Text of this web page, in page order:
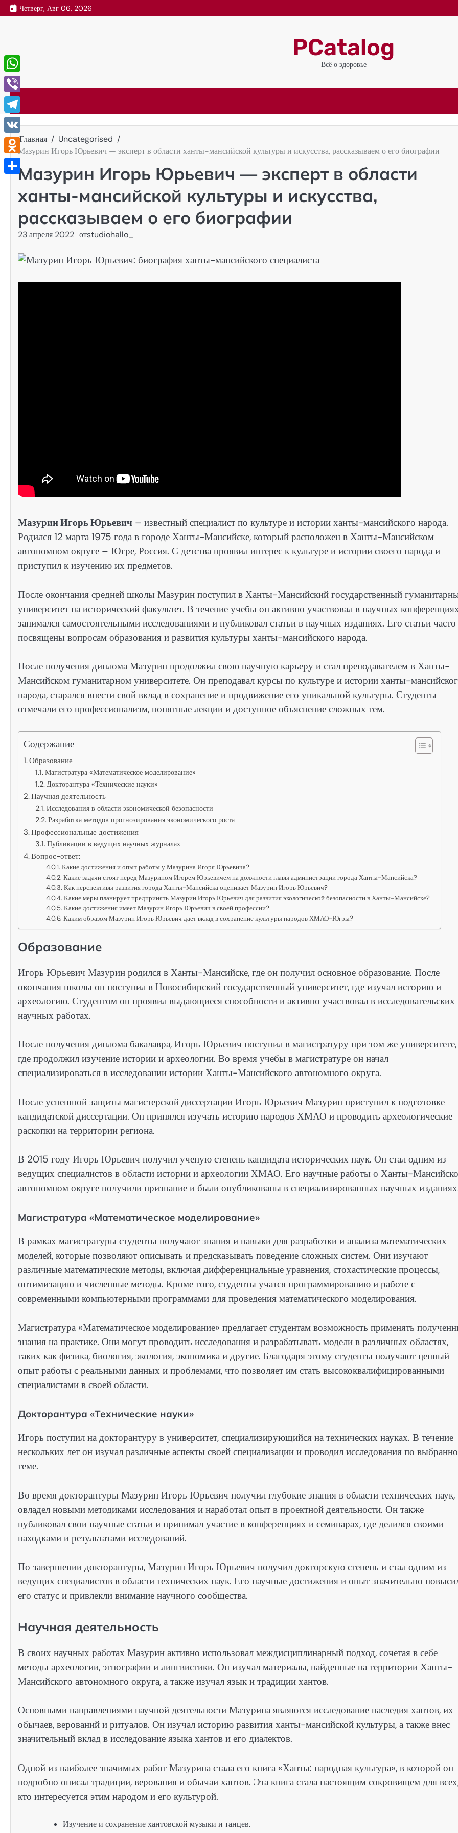
Перейти
к
Четверг, Авг 06, 2026
PCatalog
Всё о здоровье
Главная
Uncategorised
Мазурин Игорь Юрьевич — эксперт в области ханты-мансийской культуры и искусства, рассказываем о его биографии
Мазурин Игорь Юрьевич — эксперт в области
ханты-мансийской культуры и искусства,
рассказываем о его биографии
23 апреля 2022 отstudiohallo_
Мазурин Игорь Юрьевич – известный специалист по культуре и истории ханты-мансийского народа.
Родился 12 марта 1975 года в городе Ханты-Мансийске, который расположен в Ханты-Мансийском
автономном округе – Югре, Россия. С детства проявил интерес к культуре и истории своего народа и
приступил к изучению их предметов.
После окончания средней школы Мазурин поступил в Ханты-Мансийский государственный
университет на исторический факультет. В течение учебы он активно участвовал в научных
занимался самостоятельными исследованиями и публиковал статьи в научных изданиях. Его статьи часто
посвящены вопросам образования и развития культуры ханты-мансийского народа.
После получения диплома Мазурин продолжил свою научную карьеру и стал преподавателем в Ханты-
Мансийском гуманитарном университете. Он преподавал курсы по культуре и истории ханты-
народа, старался внести свой вклад в сохранение и продвижение его уникальной культуры. Студенты
отмечали его профессионализм, понятные лекции и доступное объяснение сложных тем.
Содержание
Образование
Магистратура «Математическое моделирование»
Докторантура «Технические науки»
Научная деятельность
Исследования в области экономической безопасности
Разработка методов прогнозирования экономического роста
Профессиональные достижения
Публикации в ведущих научных журналах
Вопрос-ответ:
Какие достижения и опыт работы у Мазурина Игоря Юрьевича?
Какие задачи стоят перед Мазурином Игорем Юрьевичем на должности главы администрации города Ханты-Мансийска?
Как перспективы развития города Ханты-Мансийска оценивает Мазурин Игорь Юрьевич?
Какие меры планирует предпринять Мазурин Игорь Юрьевич для развития экологической безопасности в Ханты-Мансийске?
Какие достижения имеет Мазурин Игорь Юрьевич в своей профессии?
Каким образом Мазурин Игорь Юрьевич дает вклад в сохранение культуры народов ХМАО-Югры?
Образование
Игорь Юрьевич Мазурин родился в Ханты-Мансийске, где он получил основное образование. После
окончания школы он поступил в Новосибирский государственный университет, где изучал историю и
археологию. Студентом он проявил выдающиеся способности и активно участвовал в исследовательских
научных работах.
После получения диплома бакалавра, Игорь Юрьевич поступил в магистратуру при том же университете,
где продолжил изучение истории и археологии. Во время учебы в магистратуре он начал
специализироваться в исследовании истории Ханты-Мансийского автономного округа.
После успешной защиты магистерской диссертации Игорь Юрьевич Мазурин приступил к подготовке
кандидатской диссертации. Он принялся изучать историю народов ХМАО и проводить археологические
раскопки на территории региона.
В 2015 году Игорь Юрьевич получил ученую степень кандидата исторических наук. Он стал одним из
ведущих специалистов в области истории и археологии ХМАО. Его научные работы о Ханты-
автономном округе получили признание и были опубликованы в специализированных научных
Магистратура «Математическое моделирование»
В рамках магистратуры студенты получают знания и навыки для разработки и анализа математических
моделей, которые позволяют описывать и предсказывать поведение сложных систем. Они изучают
различные математические методы, включая дифференциальные уравнения, стохастические процессы,
оптимизацию и численные методы. Кроме того, студенты учатся программированию и работе с
современными компьютерными программами для проведения математического моделирования.
Магистратура «Математическое моделирование» предлагает студентам возможность применять
знания на практике. Они могут проводить исследования и разрабатывать модели в различных областях,
таких как физика, биология, экология, экономика и другие. Благодаря этому студенты получают ценный
опыт работы с реальными данных и проблемами, что позволяет им стать высококвалифицированными
специалистами в своей области.
Докторантура «Технические науки»
Игорь поступил на докторантуру в университет, специализирующийся на технических науках. В течение
нескольких лет он изучал различные аспекты своей специализации и проводил исследования по
теме.
Во время докторантуры Мазурин Игорь Юрьевич получил глубокие знания в области технических наук,
овладел новыми методиками исследования и наработал опыт в проектной деятельности. Он также
публиковал свои научные статьи и принимал участие в конференциях и семинарах, где делился своими
находками и результатами исследований.
По завершении докторантуры, Мазурин Игорь Юрьевич получил докторскую степень и стал одним из
ведущих специалистов в области технических наук. Его научные достижения и опыт значительно
его статус и привлекли внимание научного сообщества.
Научная деятельность
В своих научных работах Мазурин активно использовал междисциплинарный подход, сочетая в себе
методы археологии, этнографии и лингвистики. Он изучал материалы, найденные на территории Ханты-
Мансийского автономного округа, а также изучал язык и традиции хантов.
Основными направлениями научной деятельности Мазурина являются исследование наследия хантов, их
обычаев, верований и ритуалов. Он изучал историю развития ханты-мансийской культуры, а также внес
значительный вклад в исследование языка хантов и его диалектов.
Одной из наиболее значимых работ Мазурина стала его книга «Ханты: народная культура», в которой он
подробно описал традиции, верования и обычаи хантов. Эта книга стала настоящим сокровищем для
кто интересуется этим народом и его культурой.
Изучение и сохранение хантовской музыки и танцев.
WhatsApp
Viber
Telegram
VK
Odnoklassniki
Отправить